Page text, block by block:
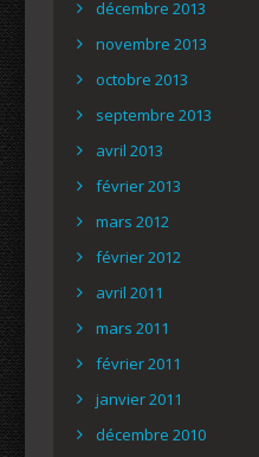
décembre 2013
novembre 2013
octobre 2013
septembre 2013
avril 2013
février 2013
mars 2012
février 2012
avril 2011
mars 2011
février 2011
janvier 2011
décembre 2010